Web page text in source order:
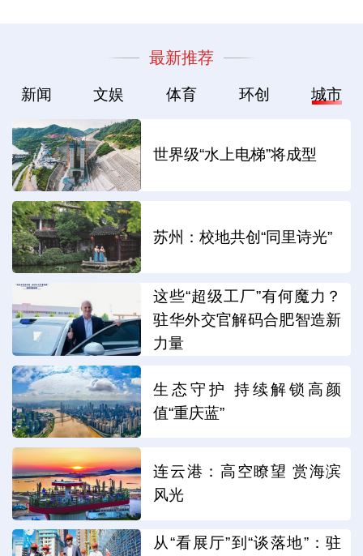
最新推荐
新闻 文娱 体育 环创 城市
世界级“水上电梯”将成型
苏州：校地共创“同里诗光”
这些“超级工厂”有何魔力？
驻华外交官解码合肥智造新
力量
生态守护 持续解锁高颜
值“重庆蓝”
连云港：高空瞭望 赏海滨
风光
从“看展厅”到“谈落地”：驻